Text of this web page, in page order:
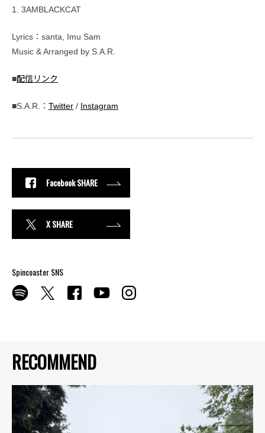
RECOMMEND
1. 3AMBLACKCAT
Lyrics：santa, Imu Sam
Music & Arranged by S.A.R.
■配信リンク
■S.A.R.： Twitter / Instagram
Facebook SHARE
X SHARE
Spincoaster SNS